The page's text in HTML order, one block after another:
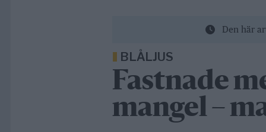
Den här
BLÅLJUS
Fastnade
mangel –